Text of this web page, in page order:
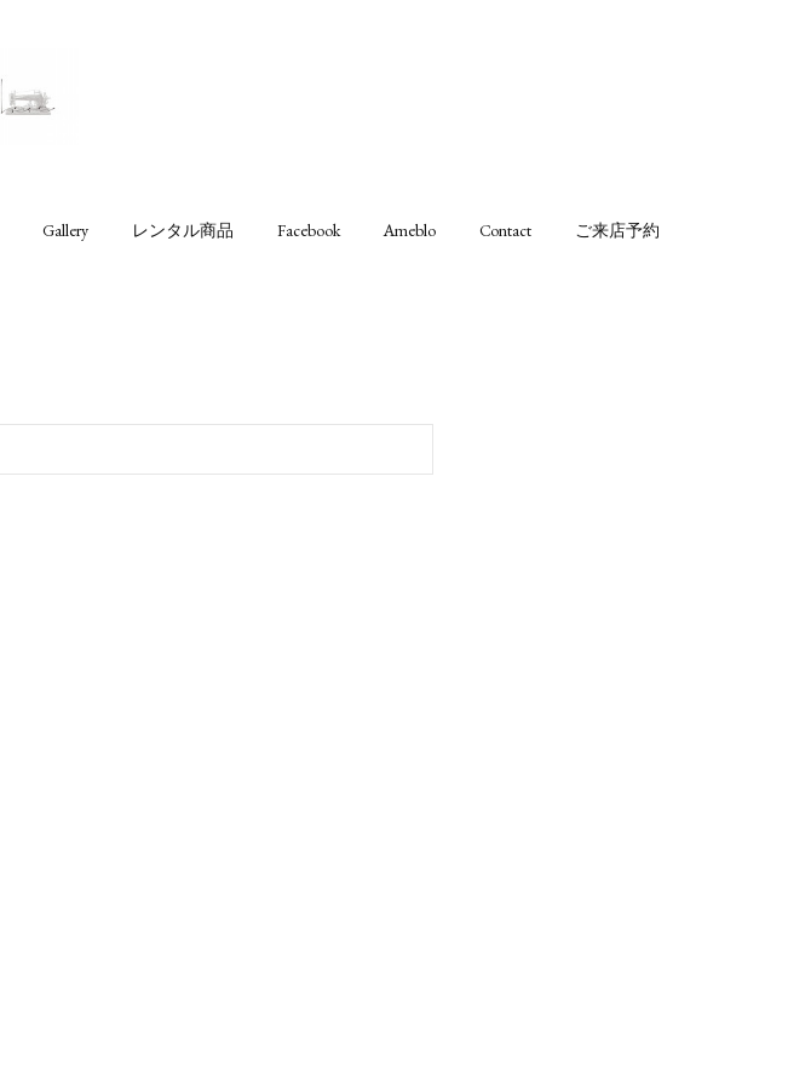
Gallery レンタル商品 Facebook Ameblo Contact ご来店予約